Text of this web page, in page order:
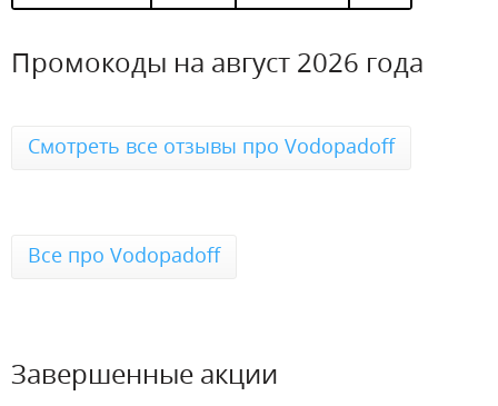
Промокоды на август 2026 года
Смотреть все отзывы про Vodopadoff
Все про Vodopadoff
Завершенные акции